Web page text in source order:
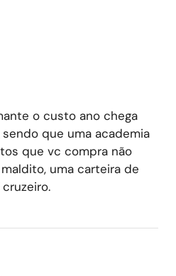
o custo ano chega
que uma academia
que vc compra não
uma carteira de